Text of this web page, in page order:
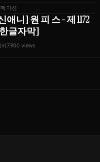
이션
애니] 원 피 스 - 제 1172
글자막]
7,900 views